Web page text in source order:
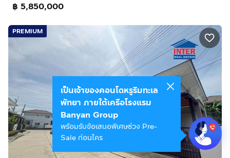
฿ 5,850,000
PREMIUM
เป็นเจ้าของคอนโดหรูริมทะเล
พัทยา ภายใต้เครือโรงแรม
Banyan Group
พร้อมรับข้อเสนอพิเศษช่วง Pre-
Sale ก่อนใคร